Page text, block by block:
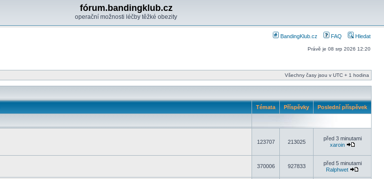
fórum.bandingklub.cz
operační možnosti léčby těžké obezity
BandingKlub.cz FAQ Hledat
Právě je 08 srp 2026 12:20
Všechny časy jsou v UTC + 1 hodina
Témata Příspěvky Poslední příspěvek
123707 213025
před 3 minutami
xaroin
370006 927833
před 5 minutami
Ralphwet